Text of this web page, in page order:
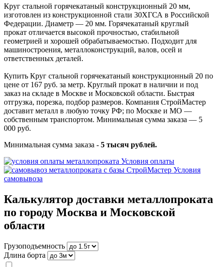
Круг стальной горячекатаный конструкционный 20 мм,
изготовлен из конструкционной стали 30ХГСА в Российской
Федерации. Диаметр — 20 мм. Горячекатаный круглый
прокат отличается высокой прочностью, стабильной
геометрией и хорошей обрабатываемостью. Подходит для
машиностроения, металлоконструкций, валов, осей и
ответственных деталей.
Купить Круг стальной горячекатаный конструкционный 20 по
цене от 167 руб. за метр. Круглый прокат в наличии и под
заказ на складе в Москве и Московской области. Быстрая
отгрузка, порезка, подбор размеров. Компания СтройМастер
доставит металл в любую точку РФ; по Москве и МО —
собственным транспортом. Минимальная сумма заказа — 5
000 руб.
Минимальная сумма заказа - 5 тысяч рублей.
Условия оплаты
Условия
самовывоза
Калькулятор доставки металлопроката
по городу Москва и Московской
области
Грузоподъемность
Длина борта